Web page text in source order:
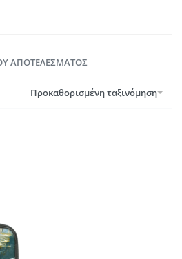
ΑΠΟΤΕΛΈΣΜΑΤΟΣ
Προκαθορισμένη ταξινόμηση